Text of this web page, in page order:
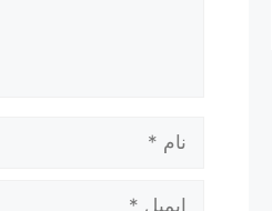
ایمیل